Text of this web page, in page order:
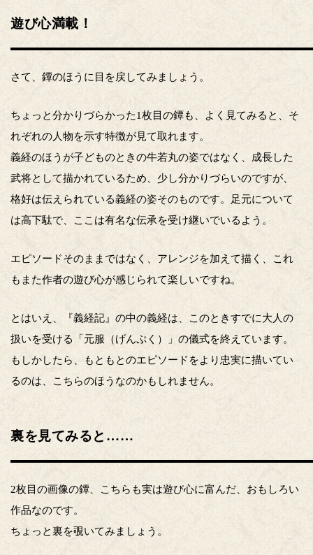
遊び心満載！
さて、鐔のほうに目を戻してみましょう。
ちょっと分かりづらかった1枚目の鐔も、よく見てみると、そ
れぞれの人物を示す特徴が見て取れます。
義経のほうが子どものときの牛若丸の姿ではなく、成長した
武将として描かれているため、少し分かりづらいのですが、
格好は伝えられている義経の姿そのものです。足元について
は高下駄で、ここは有名な伝承を受け継いでいるよう。
エピソードそのままではなく、アレンジを加えて描く、これ
もまた作者の遊び心が感じられて楽しいですね。
とはいえ、『義経記』の中の義経は、このときすでに大人の
扱いを受ける「元服（げんぷく）」の儀式を終えています。
もしかしたら、もともとのエピソードをより忠実に描いてい
るのは、こちらのほうなのかもしれません。
裏を見てみると……
2枚目の画像の鐔、こちらも実は遊び心に富んだ、おもしろい
作品なのです。
ちょっと裏を覗いてみましょう。